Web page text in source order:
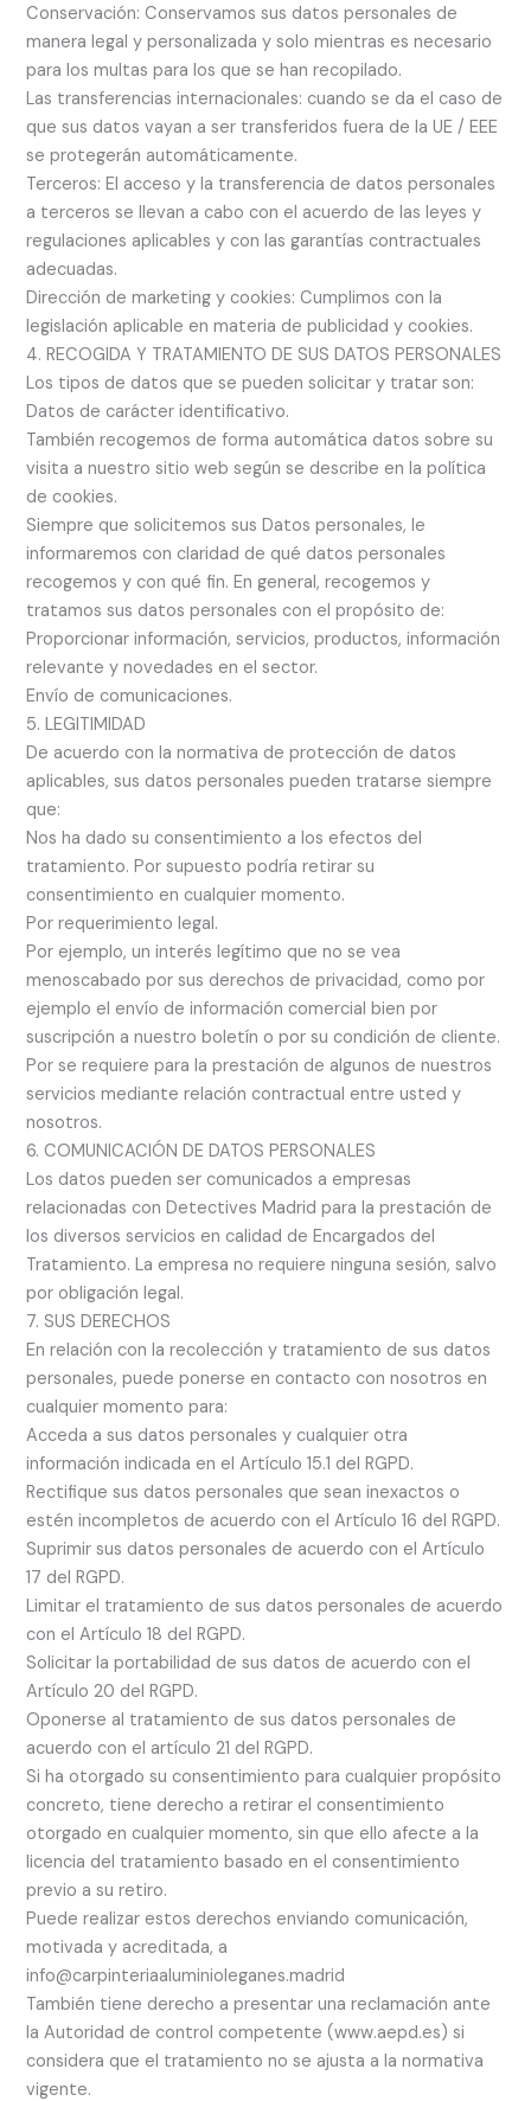
Conservación: Conservamos sus datos personales de
manera legal y personalizada y solo mientras es necesario
para los multas para los que se han recopilado.
Las transferencias internacionales: cuando se da el caso de
que sus datos vayan a ser transferidos fuera de la UE / EEE
se protegerán automáticamente.
Terceros: El acceso y la transferencia de datos personales
a terceros se llevan a cabo con el acuerdo de las leyes y
regulaciones aplicables y con las garantías contractuales
adecuadas.
Dirección de marketing y cookies: Cumplimos con la
legislación aplicable en materia de publicidad y cookies.
4. RECOGIDA Y TRATAMIENTO DE SUS DATOS PERSONALES
Los tipos de datos que se pueden solicitar y tratar son:
Datos de carácter identificativo.
También recogemos de forma automática datos sobre su
visita a nuestro sitio web según se describe en la política
de cookies.
Siempre que solicitemos sus Datos personales, le
informaremos con claridad de qué datos personales
recogemos y con qué fin. En general, recogemos y
tratamos sus datos personales con el propósito de:
Proporcionar información, servicios, productos, información
relevante y novedades en el sector.
Envío de comunicaciones.
5. LEGITIMIDAD
De acuerdo con la normativa de protección de datos
aplicables, sus datos personales pueden tratarse siempre
que:
Nos ha dado su consentimiento a los efectos del
tratamiento. Por supuesto podría retirar su
consentimiento en cualquier momento.
Por requerimiento legal.
Por ejemplo, un interés legítimo que no se vea
menoscabado por sus derechos de privacidad, como por
ejemplo el envío de información comercial bien por
suscripción a nuestro boletín o por su condición de cliente.
Por se requiere para la prestación de algunos de nuestros
servicios mediante relación contractual entre usted y
nosotros.
6. COMUNICACIÓN DE DATOS PERSONALES
Los datos pueden ser comunicados a empresas
relacionadas con Detectives Madrid para la prestación de
los diversos servicios en calidad de Encargados del
Tratamiento. La empresa no requiere ninguna sesión, salvo
por obligación legal.
7. SUS DERECHOS
En relación con la recolección y tratamiento de sus datos
personales, puede ponerse en contacto con nosotros en
cualquier momento para:
Acceda a sus datos personales y cualquier otra
información indicada en el Artículo 15.1 del RGPD.
Rectifique sus datos personales que sean inexactos o
estén incompletos de acuerdo con el Artículo 16 del RGPD.
Suprimir sus datos personales de acuerdo con el Artículo
17 del RGPD.
Limitar el tratamiento de sus datos personales de acuerdo
con el Artículo 18 del RGPD.
Solicitar la portabilidad de sus datos de acuerdo con el
Artículo 20 del RGPD.
Oponerse al tratamiento de sus datos personales de
acuerdo con el artículo 21 del RGPD.
Si ha otorgado su consentimiento para cualquier propósito
concreto, tiene derecho a retirar el consentimiento
otorgado en cualquier momento, sin que ello afecte a la
licencia del tratamiento basado en el consentimiento
previo a su retiro.
Puede realizar estos derechos enviando comunicación,
motivada y acreditada, a
info@carpinteriaaluminioleganes.madrid
También tiene derecho a presentar una reclamación ante
la Autoridad de control competente (www.aepd.es) si
considera que el tratamiento no se ajusta a la normativa
vigente.